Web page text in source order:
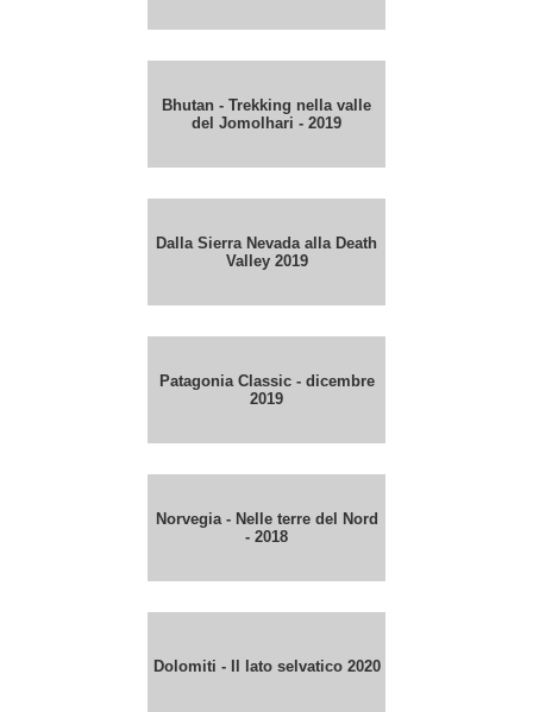
Bhutan - Trekking nella valle
del Jomolhari - 2019
Dalla Sierra Nevada alla Death
Valley 2019
Patagonia Classic - dicembre
2019
Norvegia - Nelle terre del Nord
- 2018
Dolomiti - Il lato selvatico 2020